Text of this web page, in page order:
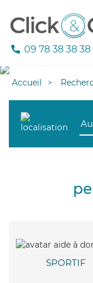
09 78 38 38 38
Accueil
SPORTIF